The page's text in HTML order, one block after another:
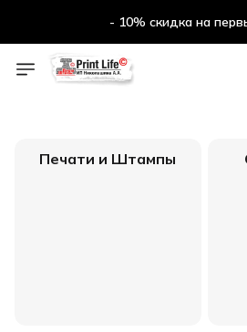
- 10% скидка на
Печати и Штампы